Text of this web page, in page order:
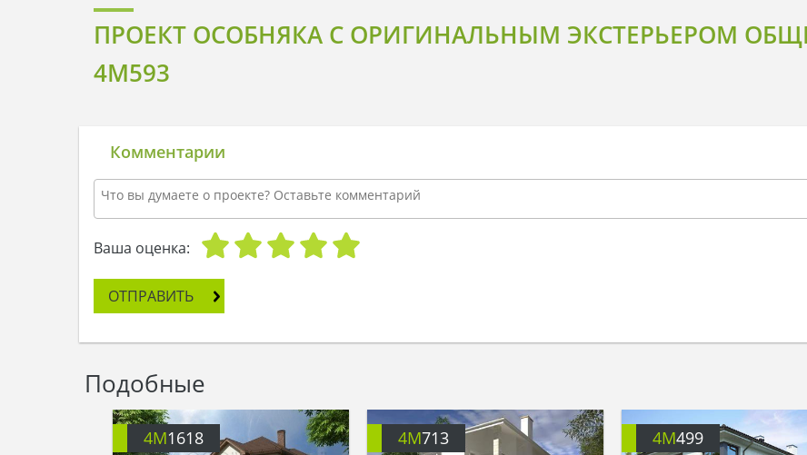
ПРОЕКТ ОСОБНЯКА С ОРИГИНАЛЬНЫМ ЭКСТЕРЬЕРОМ
4M593
Комментарии
Ваша оценка:
ОТПРАВИТЬ
Подобные
4M1618 4M713 4M499